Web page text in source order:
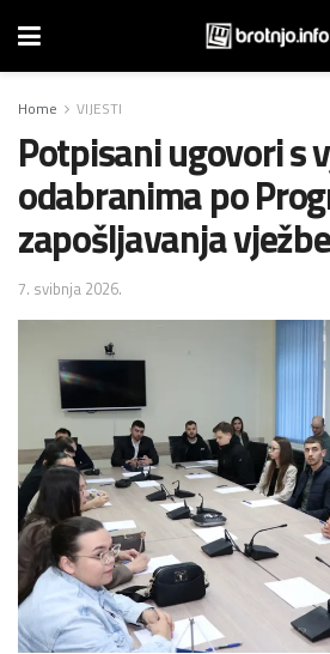
Home VIJESTI
Potpisani ugovori s
odabranima po
zapošljavanja
7. svibnja 2026.